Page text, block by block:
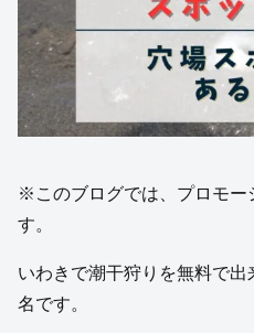
※このブログでは、プロモー
す。
いわきで潮干狩りを無料で出
名です。